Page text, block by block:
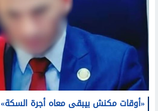
«أوقات مكنش بيبقى معاه أجرة